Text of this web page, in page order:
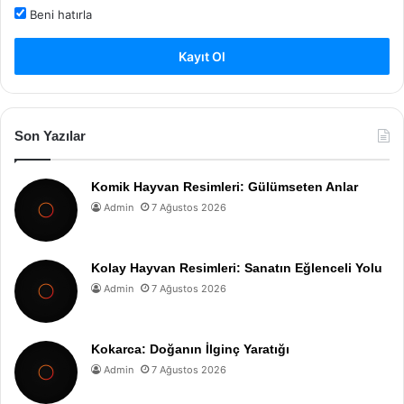
Beni hatırla
Kayıt Ol
Son Yazılar
Komik Hayvan Resimleri: Gülümseten Anlar
Admin 7 Ağustos 2026
Kolay Hayvan Resimleri: Sanatın Eğlenceli Yolu
Admin 7 Ağustos 2026
Kokarca: Doğanın İlginç Yaratığı
Admin 7 Ağustos 2026